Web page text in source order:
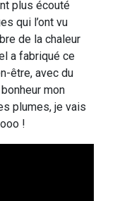
plus écouté
qui l’ont vu
de la chaleur
a fabriqué ce
être, avec du
mon
plumes, je vais
!